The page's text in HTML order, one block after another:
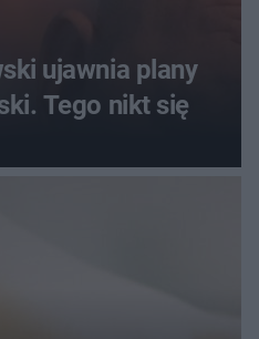
ujawnia plany
Tego nikt się